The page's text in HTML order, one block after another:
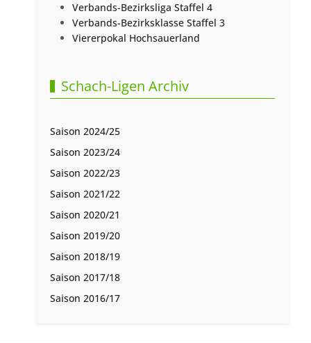
Verbands-Bezirksliga Staffel 4
Verbands-Bezirksklasse Staffel 3
Viererpokal Hochsauerland
Schach-Ligen Archiv
Saison 2024/25
Saison 2023/24
Saison 2022/23
Saison 2021/22
Saison 2020/21
Saison 2019/20
Saison 2018/19
Saison 2017/18
Saison 2016/17